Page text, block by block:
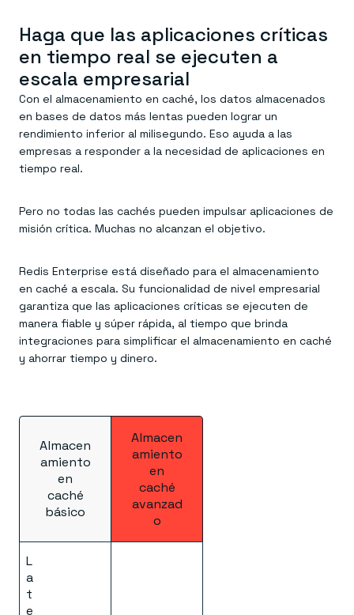
Redis Insight
Redis Data Integration
Clientes y conectores
OBTÉN REDIS
Descargas
Blog
NOVEDADES
Lanzamientos
Noticias y actualizaciones
MIRA CÓMO FUNCIONA
Visita el centro de demostración
Haga que las aplicaciones críticas
en tiempo real se ejecuten a
escala empresarial
Con el almacenamiento en caché, los datos almacenados
en bases de datos más lentas pueden lograr un
rendimiento inferior al milisegundo. Eso ayuda a las
empresas a responder a la necesidad de aplicaciones en
tiempo real.
Pero no todas las cachés pueden impulsar aplicaciones de
misión crítica. Muchas no alcanzan el objetivo.
Redis Enterprise está diseñado para el almacenamiento
en caché a escala. Su funcionalidad de nivel empresarial
garantiza que las aplicaciones críticas se ejecuten de
manera fiable y súper rápida, al tiempo que brinda
integraciones para simplificar el almacenamiento en caché
y ahorrar tiempo y dinero.
Almacen
amiento
en
caché
básico
Almacen
amiento
en
caché
avanzad
o
L
a
t
e